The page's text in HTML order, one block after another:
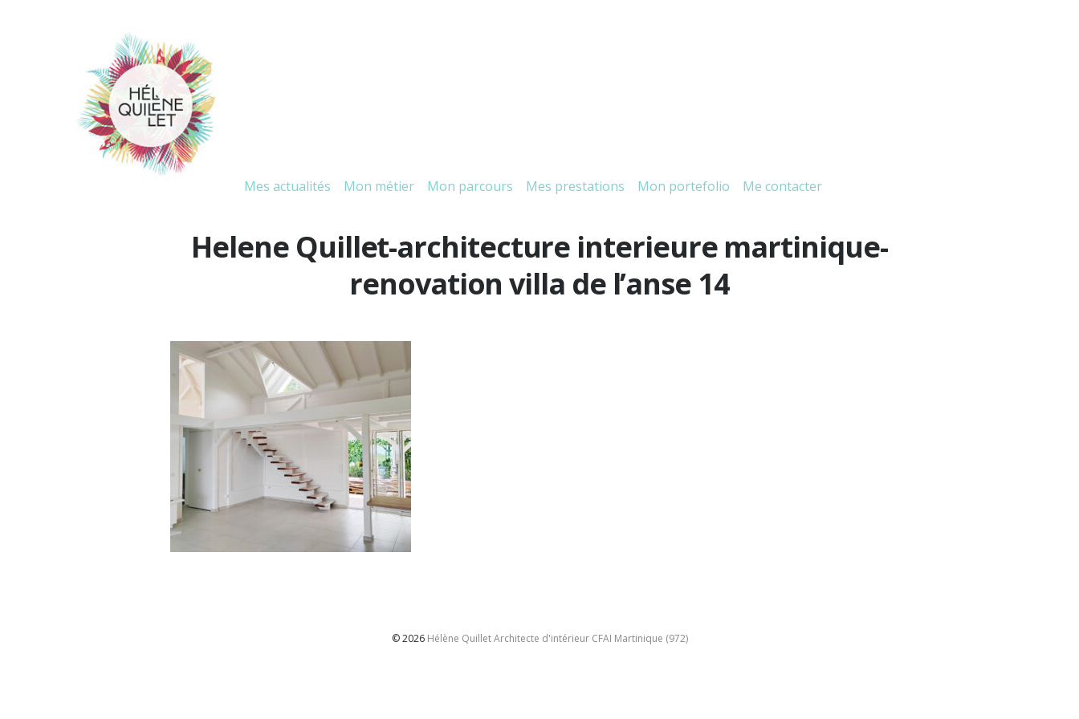
Mes actualités Mon métier Mon parcours Mes prestations Mon portefolio Me contacter
Helene Quillet-architecture interieure martinique-
renovation villa de l’anse 14
© 2026 Hélène Quillet Architecte d'intérieur CFAI Martinique (972)